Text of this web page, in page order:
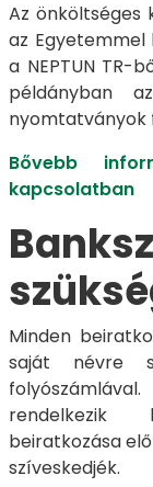
Az
az Egyetemmel
a NEPTUN TR-
példányban
nyomtatványok
Bővebb
kapcsolatban
Minden
saját névre
rendelkezik
beiratkozása
szíveskedjék.